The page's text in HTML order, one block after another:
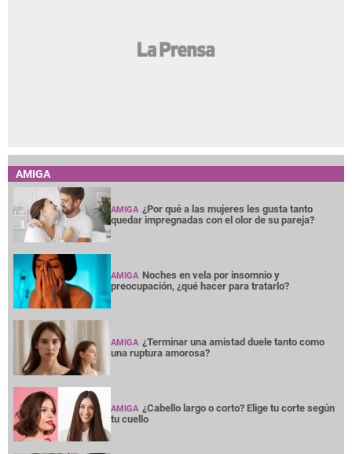
AMIGA
AMIGA ¿Por qué a las mujeres les gusta tanto
quedar impregnadas con el olor de su pareja?
AMIGA Noches en vela por insomnio y
preocupación, ¿qué hacer para tratarlo?
AMIGA ¿Terminar una amistad duele tanto como
una ruptura amorosa?
AMIGA ¿Cabello largo o corto? Elige tu corte según
tu cuello